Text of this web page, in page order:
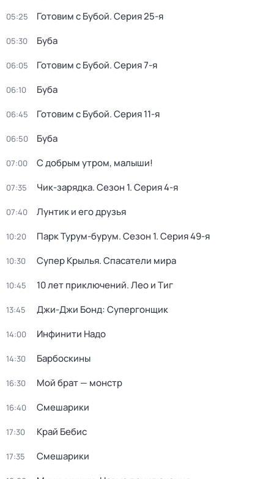
05:25 Готовим с Бубой. Серия 25-я
05:30 Буба
06:05 Готовим с Бубой. Серия 7-я
06:10 Буба
06:45 Готовим с Бубой. Серия 11-я
06:50 Буба
07:00 С добрым утром, малыши!
07:35 Чик-зарядка. Сезон 1. Серия 4-я
07:40 Лунтик и его друзья
10:20 Парк Турум-бурум. Сезон 1. Серия 49-я
10:30 Супер Крылья. Спасатели мира
10:45 10 лет приключений. Лео и Тиг
13:45 Джи-Джи Бонд: Супергонщик
14:00 Инфинити Надо
14:30 Барбоскины
16:30 Мой брат — монстр
16:40 Смешарики
17:30 Край Бебис
17:35 Смешарики